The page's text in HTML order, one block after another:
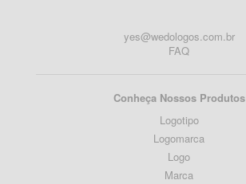
yes@wedologos.com.br
FAQ
Conheça Nossos Produtos
Logotipo
Logomarca
Logo
Marca